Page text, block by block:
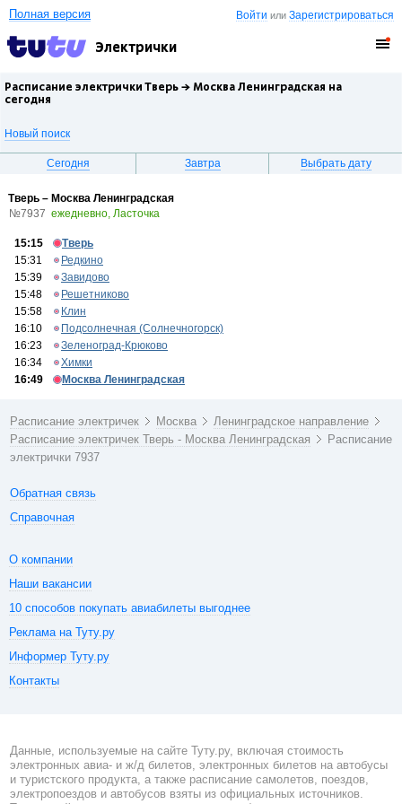
Войти илиЗарегистрироваться
Полная версия
Электрички
Расписание электрички Тверь → Москва Ленинградская на
сегодня
Новый поиск
Сегодня Завтра Выбрать дату
Тверь – Москва Ленинградская
№7937 ежедневно, Ласточка
15:15
Тверь
15:31
Редкино
15:39
Завидово
15:48
Решетниково
15:58
Клин
16:10
Подсолнечная (Солнечногорск)
16:23
Зеленоград-Крюково
16:34
Химки
16:49
Москва Ленинградская
Расписание электричек Москва
Ленинградское направление
Расписание электричек Тверь - Москва Ленинградская
Расписание
электрички 7937
Обратная связь
Справочная
О компании
Наши вакансии
10 способов покупать авиабилеты выгоднее
Реклама на Туту.ру
Информер Туту.ру
Контакты
Данные, используемые на сайте Туту.ру, включая стоимость
электронных авиа- и ж/д билетов, электронных билетов на автобусы
и туристского продукта, а также расписание самолетов, поездов,
электропоездов и автобусов взяты из официальных источников.